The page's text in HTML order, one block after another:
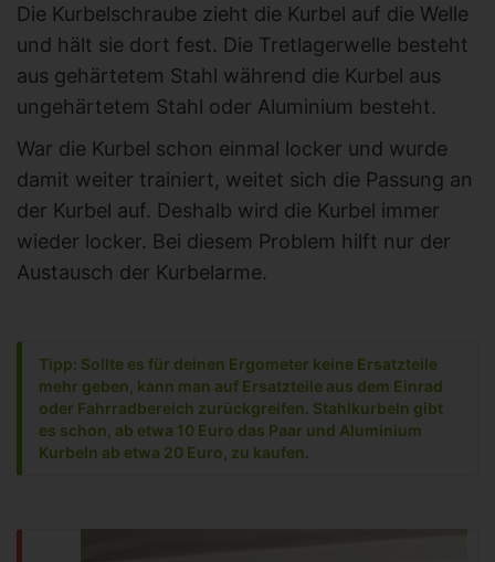
Die Kurbelschraube zieht die Kurbel auf die Welle
und hält sie dort fest. Die Tretlagerwelle besteht
aus gehärtetem Stahl während die Kurbel aus
ungehärtetem Stahl oder Aluminium besteht.
War die Kurbel schon einmal locker und wurde
damit weiter trainiert, weitet sich die Passung an
der Kurbel auf. Deshalb wird die Kurbel immer
wieder locker. Bei diesem Problem hilft nur der
Austausch der Kurbelarme.
Tipp: Sollte es für deinen Ergometer keine Ersatzteile
mehr geben, kann man auf Ersatzteile aus dem Einrad
oder Fahrradbereich zurückgreifen. Stahlkurbeln gibt
es schon, ab etwa 10 Euro das Paar und Aluminium
Kurbeln ab etwa 20 Euro, zu kaufen.